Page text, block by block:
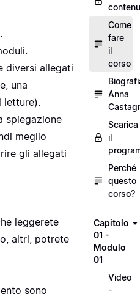
diversi allegati
una
letture).
spiegazione
meglio
gli allegati
leggerete
altri, potrete
sono
Come
fare
il
corso
Anna
Scarica
il
Perché
questo
corso?
Capitolo
01 -
Modulo
01
Video
-